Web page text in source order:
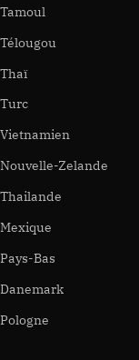
Tamoul
Télougou
Thaï
Turc
Vietnamien
Nouvelle-Zelande
Thailande
Mexique
Pays-Bas
Danemark
Pologne